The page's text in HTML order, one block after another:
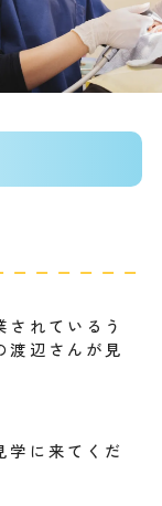
れているう
渡辺さんが見
学に来てくだ